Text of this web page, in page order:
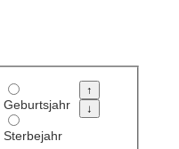
Geburtsjahr
Sterbejahr